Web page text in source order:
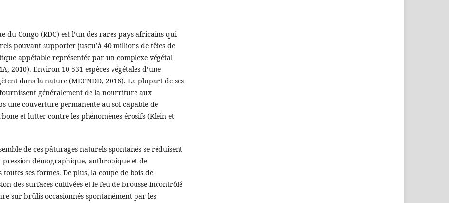
du Congo (RDC) est l’un des rares pays africains qui
pouvant supporter jusqu’à 40 millions de têtes de
appétable représentée par un complexe végétal
2010). Environ 10 531 espèces végétales d’une
dans la nature (MECNDD, 2016). La plupart de ses
généralement de la nourriture aux
une couverture permanente au sol capable de
et lutter contre les phénomènes érosifs (Klein et
de ces pâturages naturels spontanés se réduisent
pression démographique, anthropique et de
ses formes. De plus, la coupe de bois de
des surfaces cultivées et le feu de brousse incontrôlé
sur brûlis occasionnés spontanément par les